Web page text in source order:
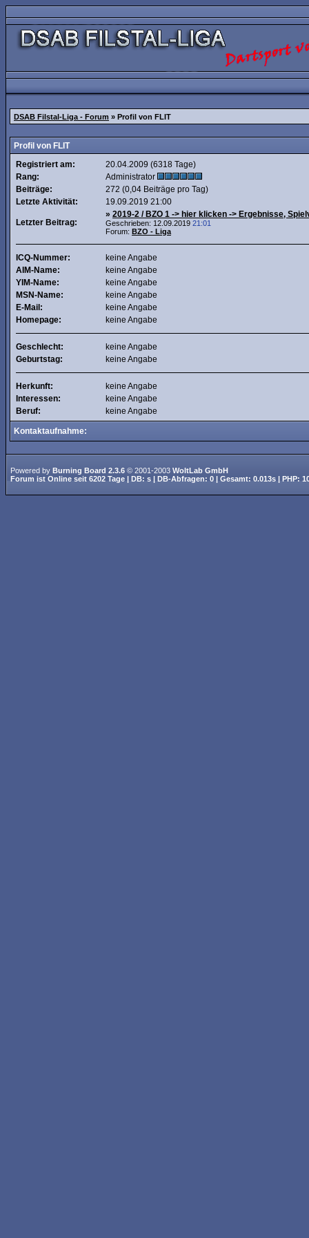
DSAB Filstal-Liga - Forum » Profil von FLIT
Profil von FLIT
Registriert am:
20.04.2009 (6318 Tage)
Rang:
Administrator
Beiträge:
272 (0,04 Beiträge pro Tag)
Letzte Aktivität:
19.09.2019 21:00
Letzter Beitrag:
» 2019-2 / BZO 1 -> hier klicken -> Ergebnisse,
Geschrieben: 12.09.2019 21:01
Forum: BZO - Liga
ICQ-Nummer:
keine Angabe
AIM-Name:
keine Angabe
YIM-Name:
keine Angabe
MSN-Name:
keine Angabe
E-Mail:
keine Angabe
Homepage:
keine Angabe
Geschlecht:
keine Angabe
Geburtstag:
keine Angabe
Herkunft:
keine Angabe
Interessen:
keine Angabe
Beruf:
keine Angabe
Kontaktaufnahme:
Powered by Burning Board 2.3.6 © 2001-2003 WoltLab GmbH
Forum ist Online seit 6202 Tage | DB: s | DB-Abfragen: 0 | Gesamt: 0.013s | PHP: